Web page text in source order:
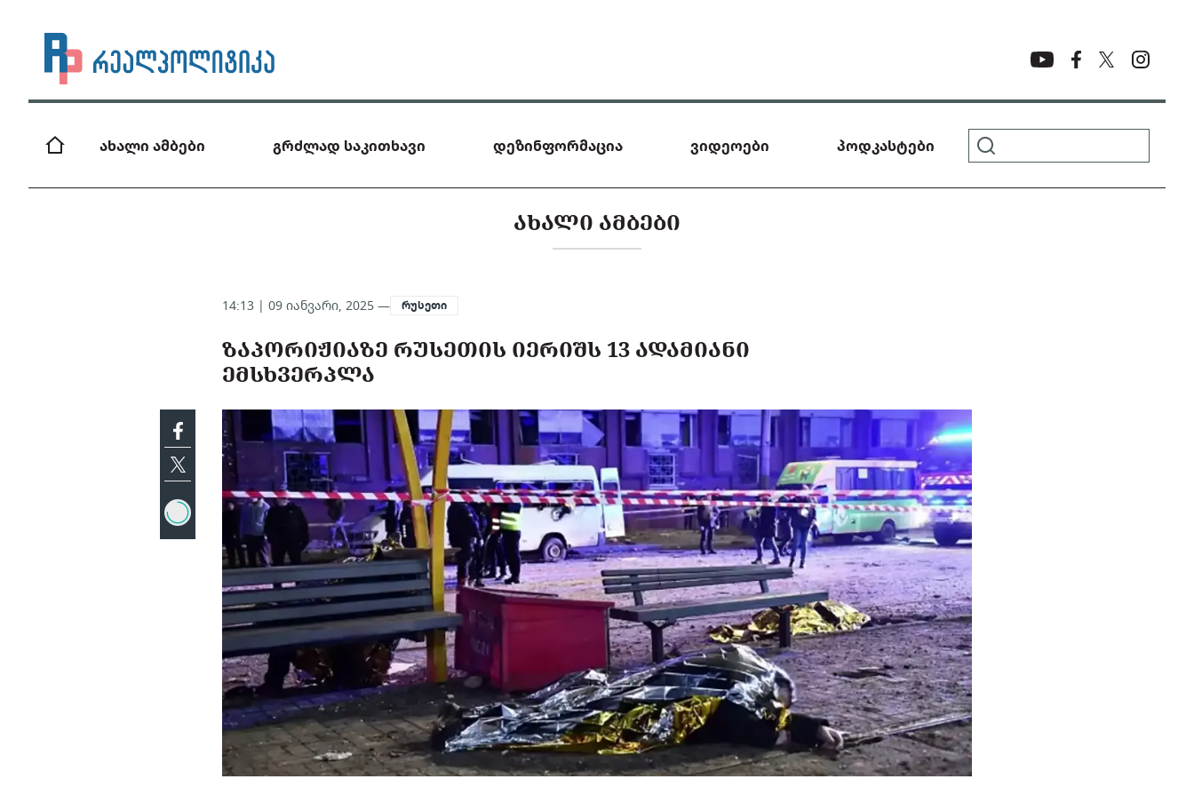
ახალი ამბები გრძლად საკითხავი დეზინფორმაცია ვიდეოები პოდკასტები
ᲐᲮᲐᲚᲘ ᲐᲛᲑᲔᲑᲘ
14:13 | 09 იანვარი, 2025 — რუსეთი
ᲖᲐᲞᲝᲠᲘᲟᲘᲐᲖᲔ ᲠᲣᲡᲔᲗᲘᲡ ᲘᲔᲠᲘᲨᲡ 13 ᲐᲓᲐᲛᲘᲐᲜᲘ
ᲔᲛᲡᲮᲕᲔᲠᲞᲚᲐ